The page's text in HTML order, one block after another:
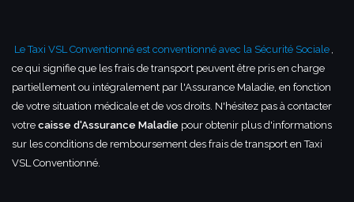
Le Taxi VSL Conventionné est conventionné avec la Sécurité Sociale ,
ce qui signifie que les frais de transport peuvent être pris en charge
partiellement ou intégralement par l'Assurance Maladie, en fonction
de votre situation médicale et de vos droits. N'hésitez pas à contacter
votre caisse d'Assurance Maladie pour obtenir plus d'informations
sur les conditions de remboursement des frais de transport en Taxi
VSL Conventionné.